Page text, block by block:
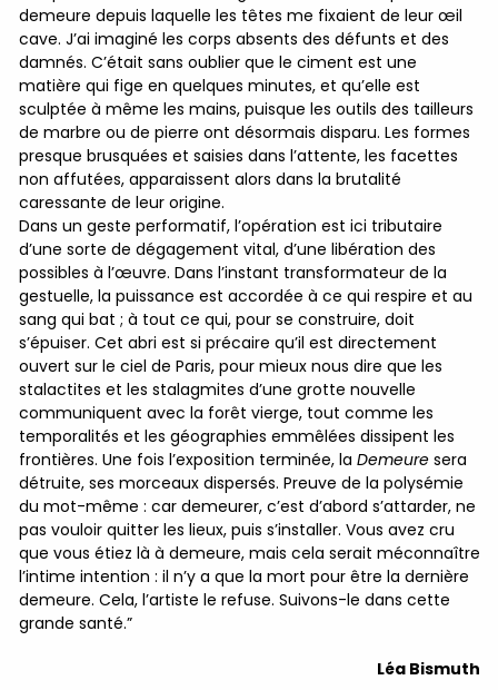
demeure depuis laquelle les têtes me fixaient de leur œil
cave. J’ai imaginé les corps absents des défunts et des
damnés. C’était sans oublier que le ciment est une
matière qui fige en quelques minutes, et qu’elle est
sculptée à même les mains, puisque les outils des tailleurs
de marbre ou de pierre ont désormais disparu. Les formes
presque brusquées et saisies dans l’attente, les facettes
non affutées, apparaissent alors dans la brutalité
caressante de leur origine.
Dans un geste performatif, l’opération est ici tributaire
d’une sorte de dégagement vital, d’une libération des
possibles à l’œuvre. Dans l’instant transformateur de la
gestuelle, la puissance est accordée à ce qui respire et au
sang qui bat ; à tout ce qui, pour se construire, doit
s’épuiser. Cet abri est si précaire qu’il est directement
ouvert sur le ciel de Paris, pour mieux nous dire que les
stalactites et les stalagmites d’une grotte nouvelle
communiquent avec la forêt vierge, tout comme les
temporalités et les géographies emmêlées dissipent les
frontières. Une fois l’exposition terminée, la Demeure sera
détruite, ses morceaux dispersés. Preuve de la polysémie
du mot-même : car demeurer, c’est d’abord s’attarder, ne
pas vouloir quitter les lieux, puis s’installer. Vous avez cru
que vous étiez là à demeure, mais cela serait méconnaître
l’intime intention : il n’y a que la mort pour être la dernière
demeure. Cela, l’artiste le refuse. Suivons-le dans cette
grande santé.”
Léa Bismuth